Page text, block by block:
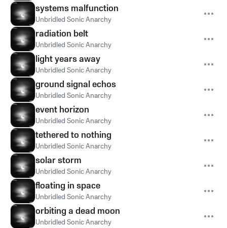
systems malfunction
Unbridled Sonic Anarchy
radiation belt
Unbridled Sonic Anarchy
light years away
Unbridled Sonic Anarchy
ground signal echos
Unbridled Sonic Anarchy
event horizon
Unbridled Sonic Anarchy
tethered to nothing
Unbridled Sonic Anarchy
solar storm
Unbridled Sonic Anarchy
floating in space
Unbridled Sonic Anarchy
orbiting a dead moon
Unbridled Sonic Anarchy